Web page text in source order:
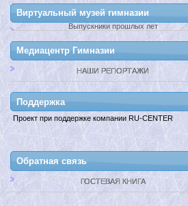
Виртуальный музей гимназии
Выпускники прошлых лет
Медиацентр Гимназии
НАШИ РЕПОРТАЖИ
Поддержкa
Проект при поддержке компании RU-CENTER
Обратная связь
ГОСТЕВАЯ КНИГА